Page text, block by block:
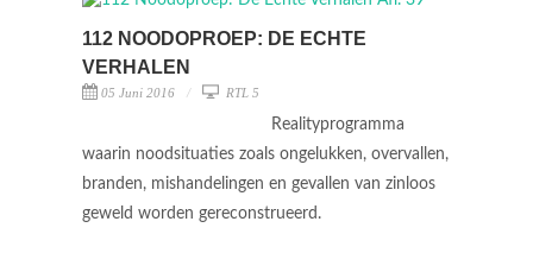
112 NOODOPROEP: DE ECHTE
VERHALEN
05 Juni 2016 RTL 5
Realityprogramma
waarin noodsituaties zoals ongelukken, overvallen,
branden, mishandelingen en gevallen van zinloos
geweld worden gereconstrueerd.